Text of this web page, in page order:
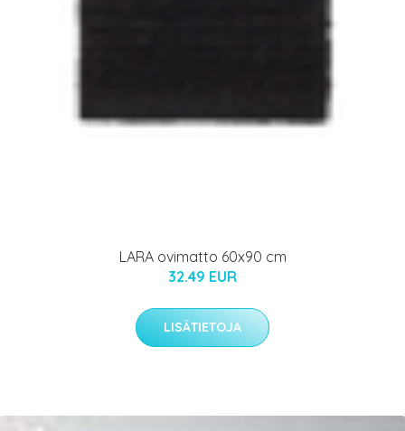
LARA ovimatto 60x90 cm
32.49 EUR
LISÄTIETOJA